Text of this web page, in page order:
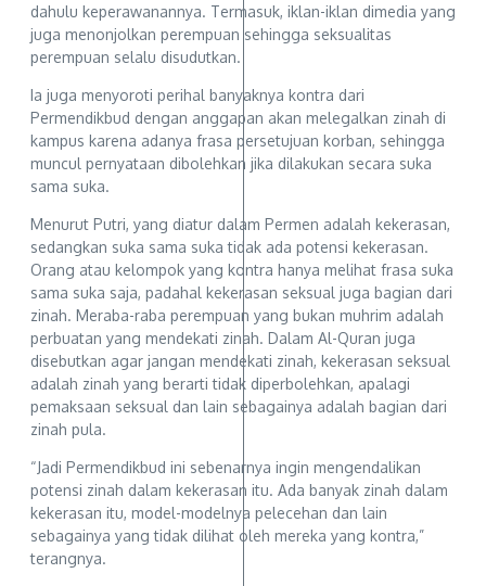
dahulu keperawanannya. Termasuk, iklan-iklan dimedia yang
juga menonjolkan perempuan sehingga seksualitas
perempuan selalu disudutkan.
Ia juga menyoroti perihal banyaknya kontra dari
Permendikbud dengan anggapan akan melegalkan zinah di
kampus karena adanya frasa persetujuan korban, sehingga
muncul pernyataan dibolehkan jika dilakukan secara suka
sama suka.
Menurut Putri, yang diatur dalam Permen adalah kekerasan,
sedangkan suka sama suka tidak ada potensi kekerasan.
Orang atau kelompok yang kontra hanya melihat frasa suka
sama suka saja, padahal kekerasan seksual juga bagian dari
zinah. Meraba-raba perempuan yang bukan muhrim adalah
perbuatan yang mendekati zinah. Dalam Al-Quran juga
disebutkan agar jangan mendekati zinah, kekerasan seksual
adalah zinah yang berarti tidak diperbolehkan, apalagi
pemaksaan seksual dan lain sebagainya adalah bagian dari
zinah pula.
“Jadi Permendikbud ini sebenarnya ingin mengendalikan
potensi zinah dalam kekerasan itu. Ada banyak zinah dalam
kekerasan itu, model-modelnya pelecehan dan lain
sebagainya yang tidak dilihat oleh mereka yang kontra,”
terangnya.